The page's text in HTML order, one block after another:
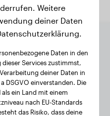
von
Brasileiro-
Weitere
deiner Daten
Daten in den
Services zustimmst,
deiner Daten in
DSGVO einverstanden. Die
als ein Land mit einem
nach EU-Standards
das Risiko, dass deine